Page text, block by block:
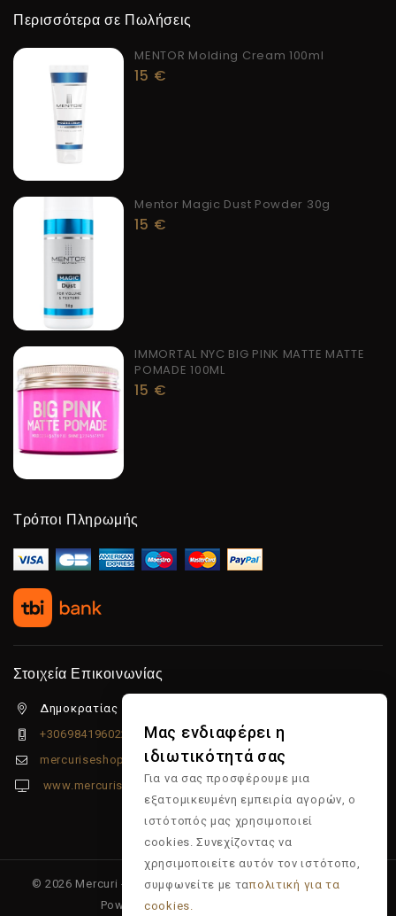
Περισσότερα σε Πωλήσεις
MENTOR Molding Cream 100ml
15 €
Mentor Magic Dust Powder 30g
15 €
IMMORTAL NYC BIG PINK MATTE MATTE
POMADE 100ML
15 €
Τρόποι Πληρωμής
Στοιχεία Επικοινωνίας
Δημοκρατίας 5β Λιμένας Χερσονήσου, 70014
+306984196022
mercuriseshop@gmail.com
www.mercuriseshop.gr
© 2026 Mercuri - Είδη κομμωτηρίου - Επώνυμα προϊόντα -
Powered & Supported by
Μας ενδιαφέρει η
ιδιωτικότητά σας
Για να σας προσφέρουμε μια
εξατομικευμένη εμπειρία αγορών, ο
ιστότοπός μας χρησιμοποιεί
cookies. Συνεχίζοντας να
χρησιμοποιείτε αυτόν τον ιστότοπο,
συμφωνείτε με ταπολιτική για τα
cookies.